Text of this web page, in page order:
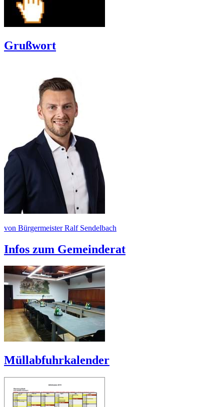
Grußwort
von Bürgermeister Ralf Sendelbach
Infos zum Gemeinderat
Müllabfuhrkalender